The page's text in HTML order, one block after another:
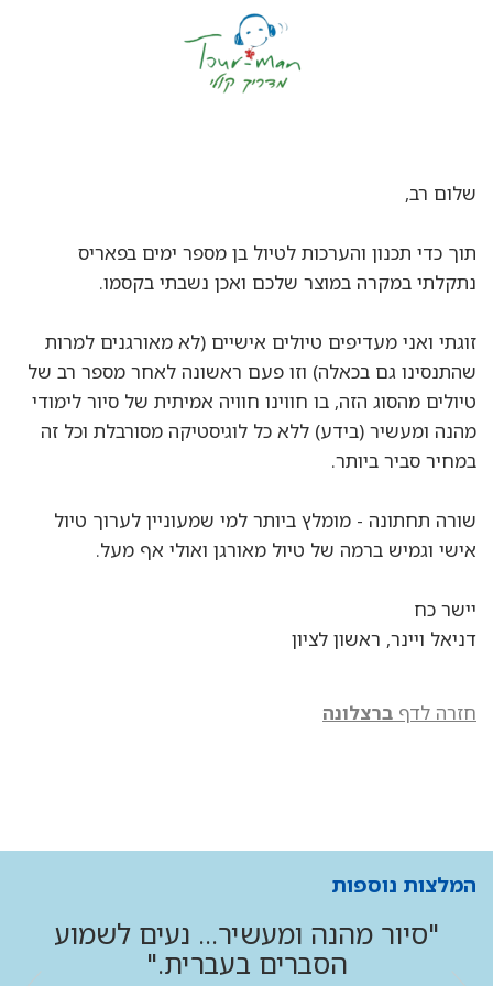
שלום רב,
תוך כדי תכנון והערכות לטיול בן מספר ימים בפאריס
נתקלתי במקרה במוצר שלכם ואכן נשבתי בקסמו.
זוגתי ואני מעדיפים טיולים אישיים (לא מאורגנים למרות
שהתנסינו גם בכאלה) וזו פעם ראשונה לאחר מספר רב של
טיולים מהסוג הזה, בו חווינו חוויה אמיתית של סיור לימודי
מהנה ומעשיר (בידע) ללא כל לוגיסטיקה מסורבלת וכל זה
במחיר סביר ביותר.
שורה תחתונה - מומלץ ביותר למי שמעוניין לערוך טיול
אישי וגמיש ברמה של טיול מאורגן ואולי אף מעל.
יישר כח
דניאל ויינר, ראשון לציון
חזרה לדף ברצלונה
המלצות נוספות
"סיור מהנה ומעשיר... נעים לשמוע
הסברים בעברית."